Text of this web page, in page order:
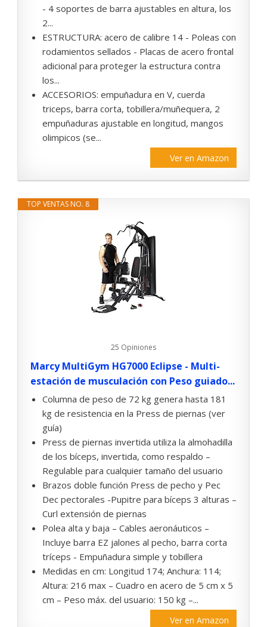
- 4 soportes de barra ajustables en altura, los
2...
ESTRUCTURA: acero de calibre 14 - Poleas con
rodamientos sellados - Placas de acero frontal
adicional para proteger la estructura contra
los...
ACCESORIOS: empuñadura en V, cuerda
triceps, barra corta, tobillera/muñequera, 2
empuñaduras ajustable en longitud, mangos
olimpicos (se...
Ver en Amazon
TOP VENTAS NO. 8
25 Opiniones
Marcy MultiGym HG7000 Eclipse - Multi-
estación de musculación con Peso guiado...
Columna de peso de 72 kg genera hasta 181
kg de resistencia en la Press de piernas (ver
guía)
Press de piernas invertida utiliza la almohadilla
de los bíceps, invertida, como respaldo –
Regulable para cualquier tamaño del usuario
Brazos doble función Press de pecho y Pec
Dec pectorales -Pupitre para bíceps 3 alturas –
Curl extensión de piernas
Polea alta y baja – Cables aeronáuticos –
Incluye barra EZ jalones al pecho, barra corta
tríceps - Empuñadura simple y tobillera
Medidas en cm: Longitud 174; Anchura: 114;
Altura: 216 max – Cuadro en acero de 5 cm x 5
cm – Peso máx. del usuario: 150 kg –...
Ver en Amazon